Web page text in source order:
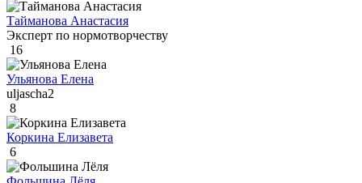
Тайманова Анастасия
Эксперт по нормотворчеству
16
Ульянова Елена
uljascha2
8
Коркина Елизавета
6